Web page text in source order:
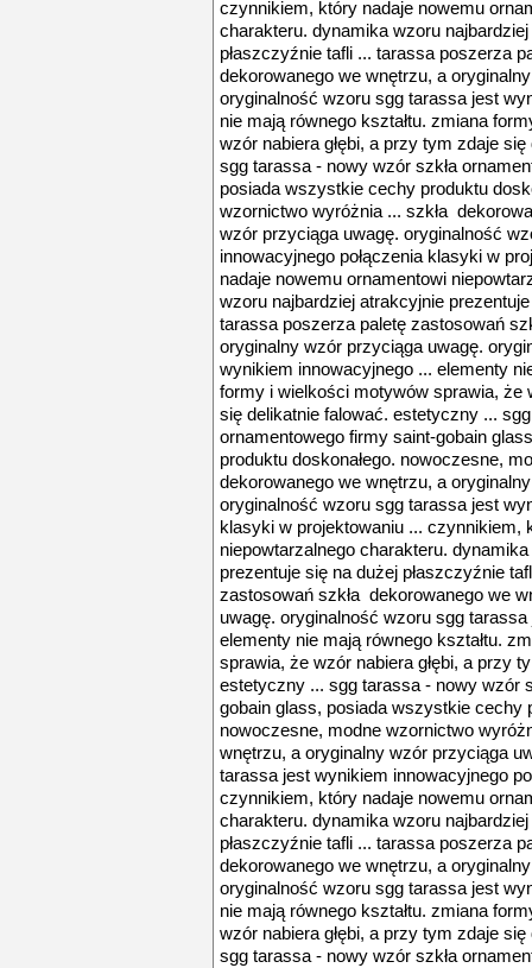
czynnikiem, który nadaje nowemu
charakteru. dynamika wzoru
płaszczyźnie tafli ... tarassa poszerza
dekorowanego we wnętrzu, a
oryginalność wzoru sgg tarassa jest
nie mają równego kształtu. zmiana
wzór nabiera głębi, a przy tym zdaje
sgg tarassa - nowy wzór szkła
posiada wszystkie cechy produktu
wzornictwo wyróżnia ... szkła
wzór przyciąga uwagę. oryginalność
innowacyjnego połączenia klasyki w
nadaje nowemu ornamentowi
wzoru najbardziej atrakcyjnie
tarassa poszerza paletę zastosowań
oryginalny wzór przyciąga uwagę.
wynikiem innowacyjnego ... elementy
formy i wielkości motywów sprawia, że
się delikatnie falować. estetyczny ...
ornamentowego firmy saint-gobain
produktu doskonałego. nowoczesne,
dekorowanego we wnętrzu, a
oryginalność wzoru sgg tarassa jest
klasyki w projektowaniu ... czynnikiem,
niepowtarzalnego charakteru.
prezentuje się na dużej płaszczyźnie
zastosowań szkła dekorowanego we
uwagę. oryginalność wzoru sgg
elementy nie mają równego kształtu.
sprawia, że wzór nabiera głębi, a przy
estetyczny ... sgg tarassa - nowy wzór
gobain glass, posiada wszystkie cechy
nowoczesne, modne wzornictwo
wnętrzu, a oryginalny wzór przyciąga
tarassa jest wynikiem innowacyjnego
czynnikiem, który nadaje nowemu
charakteru. dynamika wzoru
płaszczyźnie tafli ... tarassa poszerza
dekorowanego we wnętrzu, a
oryginalność wzoru sgg tarassa jest
nie mają równego kształtu. zmiana
wzór nabiera głębi, a przy tym zdaje
sgg tarassa - nowy wzór szkła